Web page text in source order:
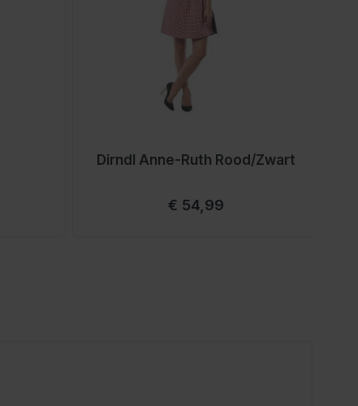
Dirndl Anne-Ruth Rood/Zwart
€ 54,99